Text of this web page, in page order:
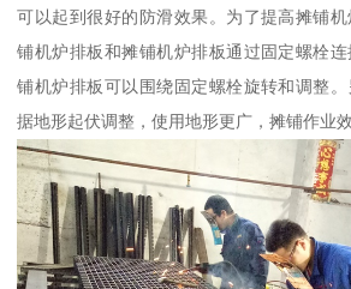
可以起到很好的防滑效果。为了提高摊铺
铺机炉排板和摊铺机炉排板通过固定螺栓
铺机炉排板可以围绕固定螺栓旋转和调整
据地形起伏调整，使用地形更广，摊铺作业效